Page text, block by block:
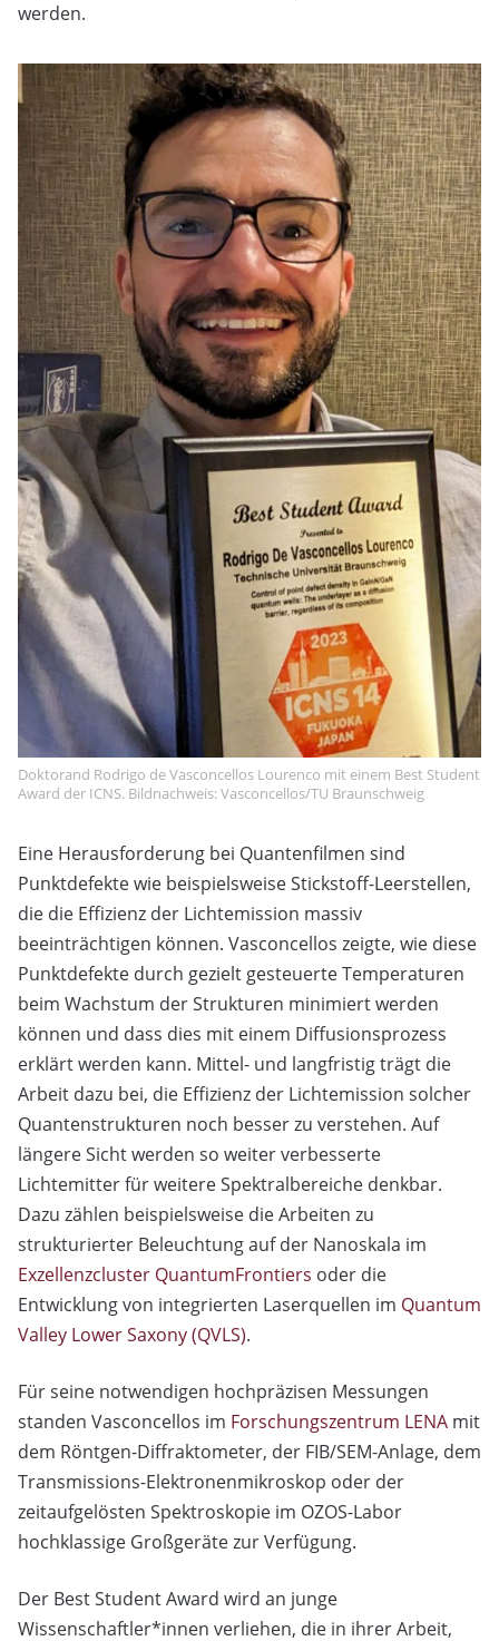
werden.
Doktorand Rodrigo de Vasconcellos Lourenco mit einem Best Student
Award der ICNS. Bildnachweis: Vasconcellos/TU Braunschweig
Eine Herausforderung bei Quantenfilmen sind
Punktdefekte wie beispielsweise Stickstoff-Leerstellen,
die die Effizienz der Lichtemission massiv
beeinträchtigen können. Vasconcellos zeigte, wie diese
Punktdefekte durch gezielt gesteuerte Temperaturen
beim Wachstum der Strukturen minimiert werden
können und dass dies mit einem Diffusionsprozess
erklärt werden kann. Mittel- und langfristig trägt die
Arbeit dazu bei, die Effizienz der Lichtemission solcher
Quantenstrukturen noch besser zu verstehen. Auf
längere Sicht werden so weiter verbesserte
Lichtemitter für weitere Spektralbereiche denkbar.
Dazu zählen beispielsweise die Arbeiten zu
strukturierter Beleuchtung auf der Nanoskala im
Exzellenzcluster QuantumFrontiers oder die
Entwicklung von integrierten Laserquellen im Quantum
Valley Lower Saxony (QVLS).
Für seine notwendigen hochpräzisen Messungen
standen Vasconcellos im Forschungszentrum LENA mit
dem Röntgen-Diffraktometer, der FIB/SEM-Anlage, dem
Transmissions-Elektronenmikroskop oder der
zeitaufgelösten Spektroskopie im OZOS-Labor
hochklassige Großgeräte zur Verfügung.
Der Best Student Award wird an junge
Wissenschaftler*innen verliehen, die in ihrer Arbeit,